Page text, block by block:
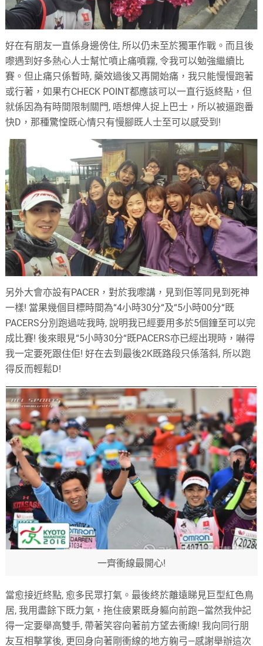
好在有朋友一直係身邊傍住, 所以仍未至於獨軍作戰。而且後
嚟遇到好多熱心人士幫忙噴止痛噴霧, 令我可以勉強繼續比
賽。但止痛只係暫時, 藥效過後又再開始痛，我只能慢慢跑著
或行著，如果冇CHECK POINT都應該可以一直行返終點，但
就係因為有時間限制關門, 唔想俾人捉上巴士，所以被逼跑番
快D ，那種驚惶既心情只有慢腳既人士至可以感受到 !
另外大會亦設有PACER ，對於我嚟講，見到佢等同見到死神
一樣! 當果幾個目標時間為“4小時30分“及“5小時00分“既
PACERS分別跑過咗我時,說明我已經要用多於5個鐘至可以完
成比賽!後來眼見“5小時30分“既PACERS亦已經出現時，嚇得
我一定要死跟住佢!好在去到最後2K既路段只係落斜, 所以跑
得反而輕鬆D!
一齊衝線最開心!
當愈接近終點, 愈多民眾打氣。最後終於離遠睇見巨型紅色鳥
居,我用盡餘下既力氣，拖住疲累既身軀向前跑—當然我仲記
得一定要舉高雙手, 帶著笑容向著前方望去衝線!我向同行朋
友互相擊掌後, 更回身向著剛衝線的地方躹弓—感謝舉辦這次